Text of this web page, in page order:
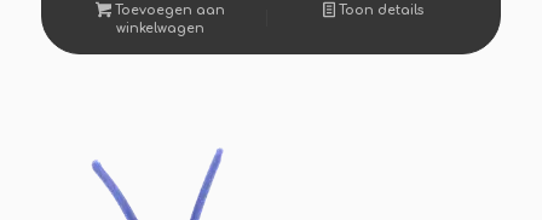
Toevoegen aan
winkelwagen
Toon details